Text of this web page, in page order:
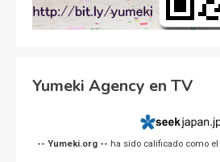
Yumeki Agency en TV
-- Yumeki.org -- ha sido calificado como